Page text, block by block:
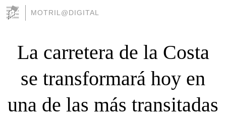
MOTRIL@DIGITAL
La carretera de la Costa
se transformará hoy en
una de las más transitadas